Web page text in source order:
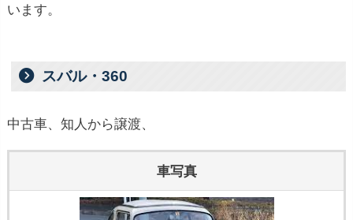
います。
スバル・360
中古車、知人から譲渡、
車写真